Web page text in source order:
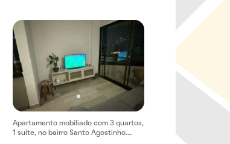
Apartamento mobiliado com 3 quartos,
1 suíte, no bairro Santo Agostinho.